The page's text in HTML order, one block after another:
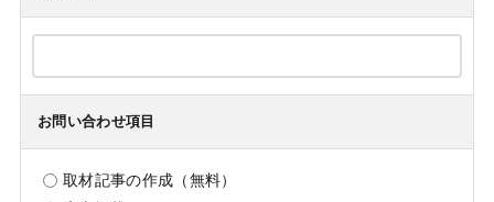
お問い合わせ項目
取材記事の作成（無料）